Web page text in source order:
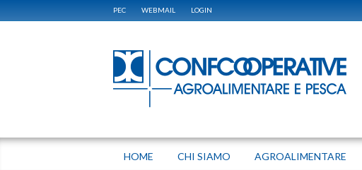
PEC WEBMAIL LOGIN
HOME CHI SIAMO AGROALIMENTARE